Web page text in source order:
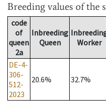
Breeding values of the
code
of
queen
2a
Inbreeding
Queen
Worker
DE-4-
306-
512-
2023
20.6% 32.7%